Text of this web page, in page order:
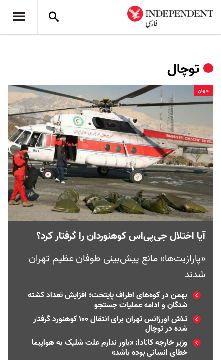
توچال
جهان
آیا اختلال جی‌پی‌اس کوهنوردان را گرفتار کرد؟
«پارازیت‌ها» مانع پیش‌بینی طوفان عظیم تهران
شدند
بهمن در کوه‌های اطراف پایتخت؛ افزایش تعداد کشته
شدگان و ادامه عملیات جستجو
تلاش اورژانس تهران برای انتقال ۱۰۰ کوهنورد گرفتار
شده در توچال
وزیر خارجه کانادا: «باور ندارم علت شلیک به هواپیما
خطای انسانی بوده باشد»